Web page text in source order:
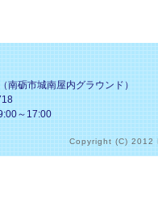
砺市城南屋内グラウンド）
～17:00
Copyright (C) 2012